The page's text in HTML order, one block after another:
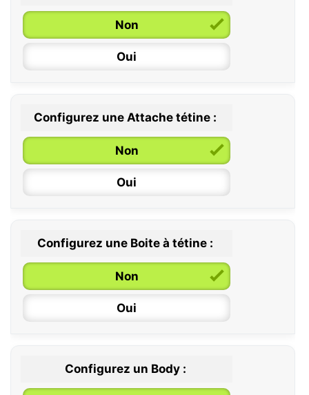
Non
Oui
0 / 6 mois
6 / 36 mois
Configurez une Attache tétine :
Non
Oui
Configurez une Boite à tétine :
Non
Oui
Configurez un Body :